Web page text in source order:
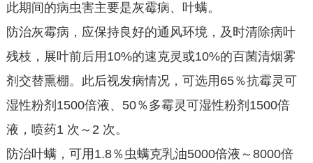
此期间的病虫害主要是灰霉病、叶螨。
防治灰霉病，应保持良好的通风环境，及时清除病叶
残枝，展叶前后用10%的速克灵或10%的百菌清烟雾
剂交替熏棚。此后视发病情况，可选用65％抗霉灵可
湿性粉剂1500倍液、50％多霉灵可湿性粉剂1500倍
液，喷药1 次～2 次。
防治叶螨，可用1.8％虫螨克乳油5000倍液～8000倍